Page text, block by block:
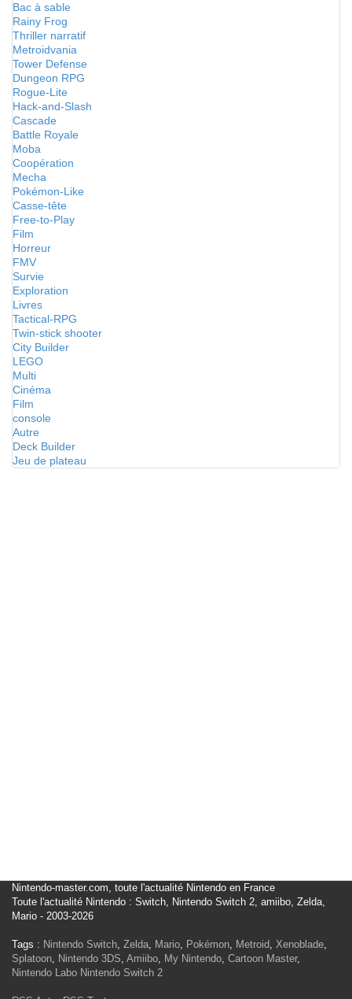
Bac à sable
Rainy Frog
Thriller narratif
Metroidvania
Tower Defense
Dungeon RPG
Rogue-Lite
Hack-and-Slash
Cascade
Battle Royale
Moba
Coopération
Mecha
Pokémon-Like
Casse-tête
Free-to-Play
Film
Horreur
FMV
Survie
Exploration
Livres
Tactical-RPG
Twin-stick shooter
City Builder
LEGO
Multi
Cinéma
Film
console
Autre
Deck Builder
Jeu de plateau
Nintendo-master.com, toute l'actualité Nintendo en France
Toute l'actualité Nintendo : Switch, Nintendo Switch 2, amiibo, Zelda,
Mario - 2003-2026
Tags : Nintendo Switch, Zelda, Mario, Pokémon, Metroid, Xenoblade,
Splatoon, Nintendo 3DS, Amiibo, My Nintendo, Cartoon Master,
Nintendo Labo Nintendo Switch 2